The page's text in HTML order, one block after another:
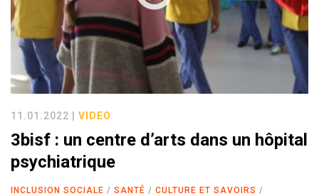
11.01.2022 | VIDEO
3bisf : un centre d’arts dans un hôpital
psychiatrique
INCLUSION SOCIALE SANTÉ CULTURE ET SAVOIRS